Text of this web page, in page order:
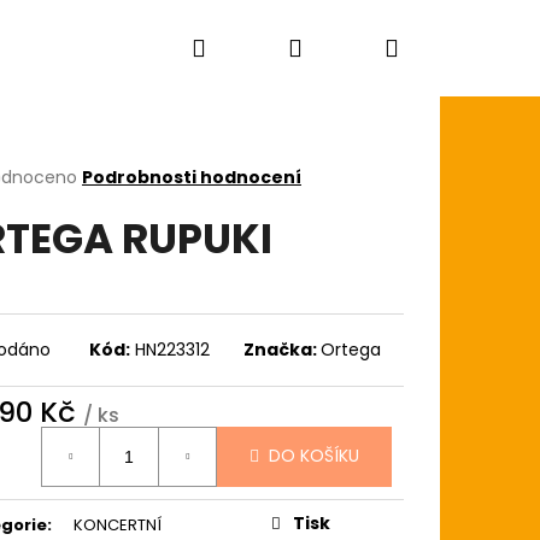
Hledat PřihlášeníNákupní
Podrobnosti hodnocení
RUPUKI
Kód: HN223312 Značka:Ortega
Kč / ks
DO KOŠÍKU
:
KONCERTNÍ
Tisk
SKIN+ COATED